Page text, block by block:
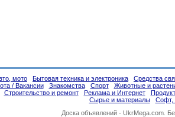
мото Бытовая техника и электроника
Средства
/ Вакансии Знакомства Спорт
Животные и
Строительство и ремонт Реклама и Интернет
Сырье и материалы
Софт,
Доска объявлений - UkrMega.com.